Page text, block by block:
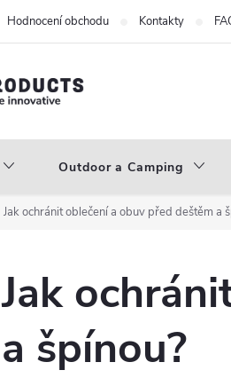
Hodnocení obchodu Kontakty
Outdoor a Camping
Jak ochránit oblečení a obuv před deštěm a
Jak
a špínou?